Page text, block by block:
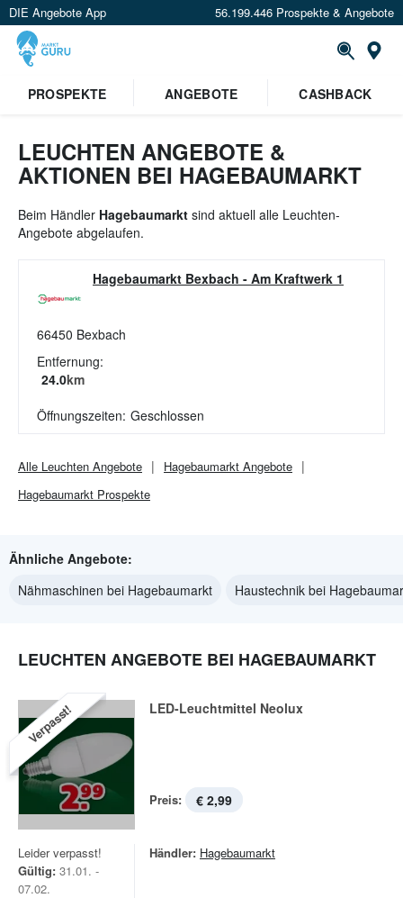
DIE Angebote App 56.199.446 Prospekte & Angebote
Standort festlegen
PROSPEKTE ANGEBOTE CASHBACK
LEUCHTEN ANGEBOTE &
AKTIONEN BEI HAGEBAUMARKT
Beim Händler Hagebaumarkt sind aktuell alle Leuchten-
Angebote abgelaufen.
Hagebaumarkt Bexbach - Am Kraftwerk 1
66450 Bexbach
Entfernung:
24.0km
Öffnungszeiten: Geschlossen
Alle Leuchten Angebote Hagebaumarkt Angebote
Hagebaumarkt Prospekte
Ähnliche Angebote:
Nähmaschinen bei Hagebaumarkt
Haustechnik bei
LEUCHTEN ANGEBOTE BEI HAGEBAUMARKT
Verpasst! LED-Leuchtmittel Neolux
Preis: € 2,99
Leider verpasst!
Gültig: 31.01. -
07.02.
Händler: Hagebaumarkt